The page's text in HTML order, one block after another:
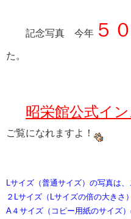
記念写真 今年 ５
た。
昭栄館公式イ
ご覧になれますよ！
Lサイズ（普通サイズ）の写真は、
２Lサイズ（Lサイズの倍の大きさ
A４サイズ（コピー用紙のサイズ